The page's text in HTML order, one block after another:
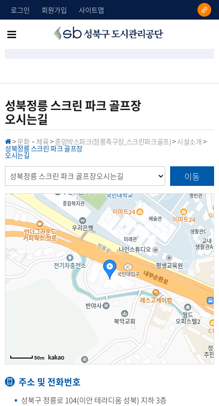
로그인 회원가입 사이트맵
리
공
단
메
보
기
성북정릉 스크린 파크 골프장
오시는길
H
O
M
> 문화‧체육> 종암박스파크(정릉족구장,스크린파크골프)> 시설소개>
성북정릉 스크린 파크 골프장
오시는길
이동
50m
주소 및 전화번호
성북구 정릉로 104(이안 테라디움 성북) 지하 3층